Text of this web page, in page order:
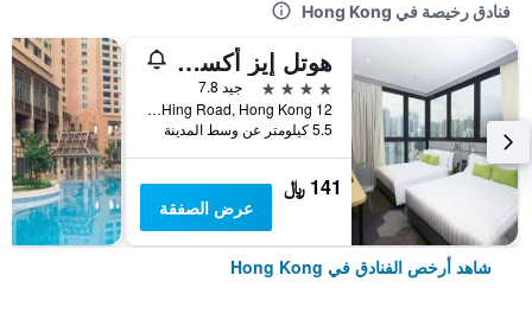
فنادق رخيصة في Hong Kong
هوتل إيز أكسيس تسين وان
4 نجوم
جيد 7.8
12 Ka Hing Road, Hong Kong, هونغ كونغ
5.5 كيلومتر عن وسط المدينة
141 ﷼
عرض الصفقة
شاهد أرخص الفنادق في Hong Kong